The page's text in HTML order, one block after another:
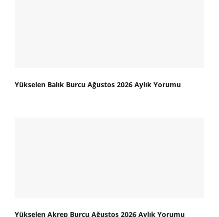
Yükselen Balık Burcu Ağustos 2026 Aylık Yorumu
Yükselen Akrep Burcu Ağustos 2026 Aylık Yorumu